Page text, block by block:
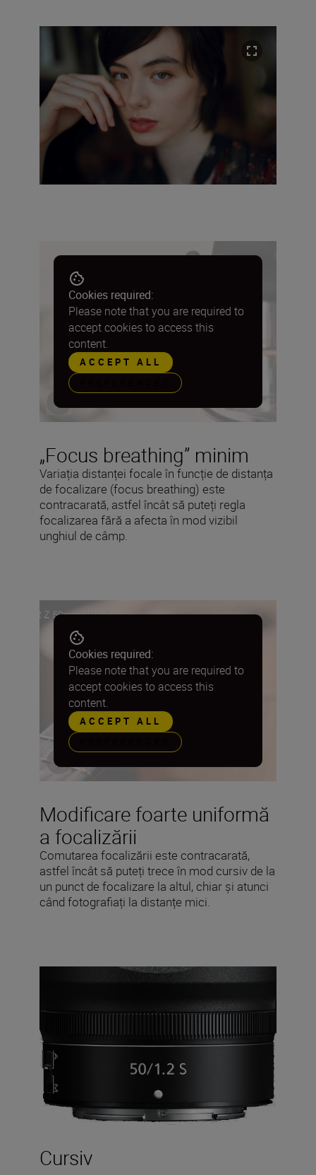
„Focus breathing” minim
Variația distanței focale în funcție de distanța
de focalizare (focus breathing) este
contracarată, astfel încât să puteți regla
focalizarea fără a afecta în mod vizibil
unghiul de câmp.
Cookies required:
Please note that you are required to
accept cookies to access this
content.
ACCEPT ALL
Modificare foarte uniformă
a focalizării
Comutarea focalizării este contracarată,
astfel încât să puteți trece în mod cursiv de la
un punct de focalizare la altul, chiar și atunci
când fotografiați la distanțe mici.
Cookies required:
Please note that you are required to
accept cookies to access this
content.
ACCEPT ALL
Cursiv